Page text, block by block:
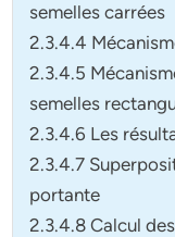
semelles carrées
2.3.4.4
2.3.4.5
semelles
2.3.4.6 Les
2.3.4.7
portante
2.3.4.8 Calcul